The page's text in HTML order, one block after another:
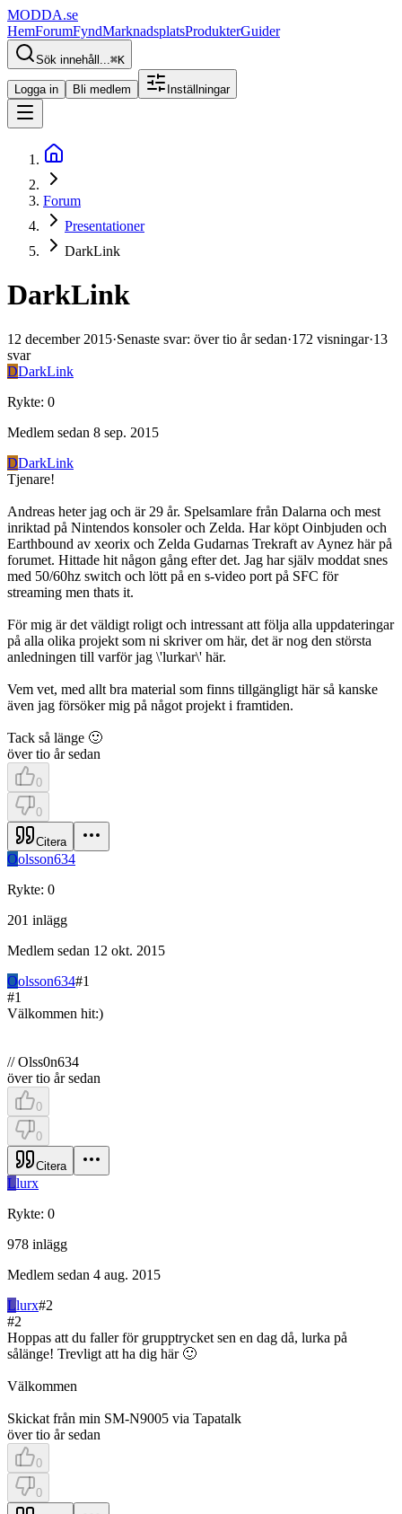
MODDA.se
HemForumFyndMarknadsplatsProdukterGuider
Sök innehåll...⌘K
Logga in Bli medlem Inställningar
Forum
Presentationer
DarkLink
DarkLink
12 december 2015·Senaste svar: över tio år sedan·172 visningar·13
svar
DDarkLink
Rykte: 0
Medlem sedan 8 sep. 2015
DDarkLink
Tjenare!
Andreas heter jag och är 29 år. Spelsamlare från Dalarna och mest
inriktad på Nintendos konsoler och Zelda. Har köpt Oinbjuden och
Earthbound av xeorix och Zelda Gudarnas Trekraft av Aynez här på
forumet. Hittade hit någon gång efter det. Jag har själv moddat snes
med 50/60hz switch och lött på en s-video port på SFC för
streaming men thats it.
För mig är det väldigt roligt och intressant att följa alla uppdateringar
på alla olika projekt som ni skriver om här, det är nog den största
anledningen till varför jag \'lurkar\' här.
Vem vet, med allt bra material som finns tillgängligt här så kanske
även jag försöker mig på något projekt i framtiden.
Tack så länge 🙂
över tio år sedan
0
0
Citera
Oolsson634
Rykte: 0
201 inlägg
Medlem sedan 12 okt. 2015
Oolsson634#1
#1
Välkommen hit:)
// Olss0n634
över tio år sedan
0
0
Citera
Llurx
Rykte: 0
978 inlägg
Medlem sedan 4 aug. 2015
Llurx#2
#2
Hoppas att du faller för grupptrycket sen en dag då, lurka på
sålänge! Trevligt att ha dig här 🙂
Välkommen
Skickat från min SM-N9005 via Tapatalk
över tio år sedan
0
0